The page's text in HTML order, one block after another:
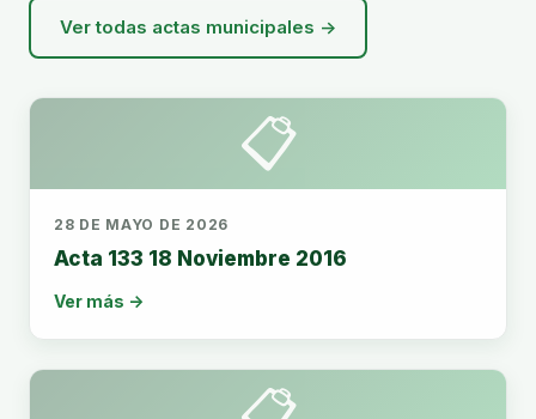
Ver todas actas municipales →
📋
28 DE MAYO DE 2026
Acta 133 18 Noviembre 2016
Ver más →